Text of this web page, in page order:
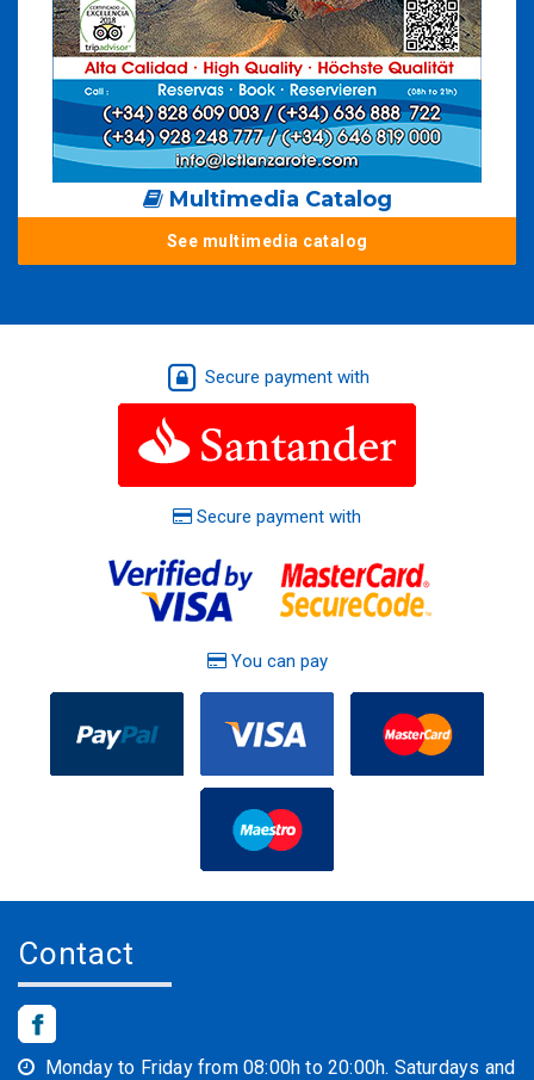
Multimedia Catalog
See multimedia catalog
Secure payment with
Secure payment with
You can pay
Contact
Monday to Friday from 08:00h to 20:00h. Saturdays and